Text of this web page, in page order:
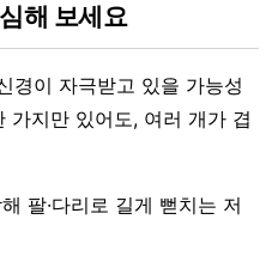
해 보세요
경이 자극받고 있을 가능성
가지만 있어도, 여러 개가 겹
팔·다리로 길게 뻗치는 저